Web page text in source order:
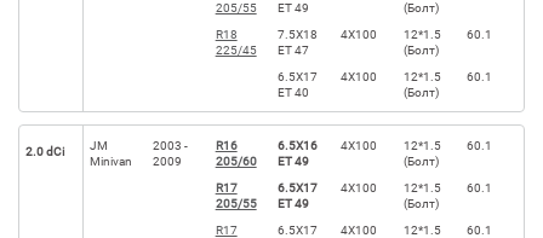
205/55
R18
225/45
ET 49
7.5X18
ET 47
6.5X17
ET 40
4X100
4X100
(Болт)
12*1.5
(Болт)
12*1.5
(Болт)
60.1
60.1
2.0 dCi
JM
Minivan
2003 -
2009
R16
205/60
R17
205/55
R17
6.5X16
ET 49
6.5X17
ET 49
6.5X17
4X100
4X100
4X100
12*1.5
(Болт)
12*1.5
(Болт)
12*1.5
60.1
60.1
60.1